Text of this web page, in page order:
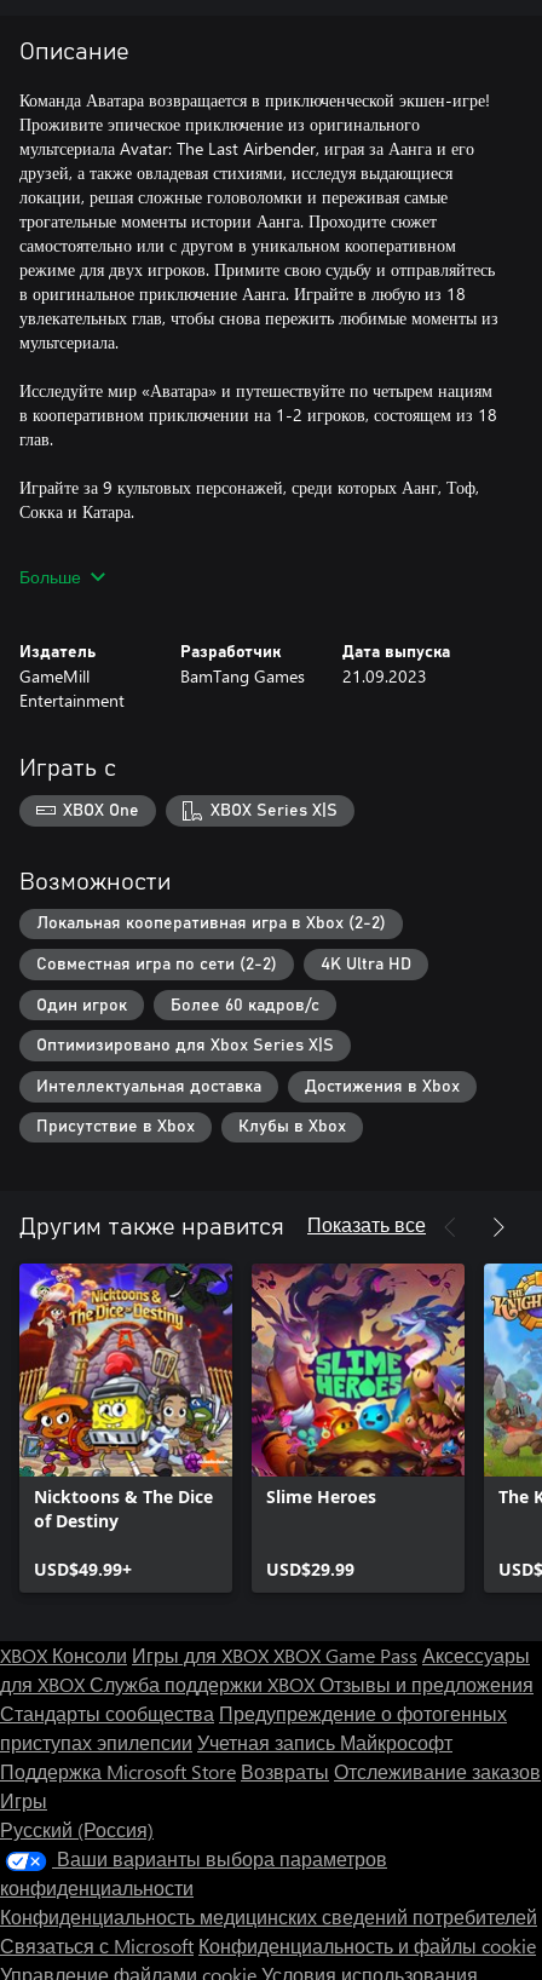
Описание
Команда Аватара возвращается в приключенческой экшен-игре!
Проживите эпическое приключение из оригинального
мультсериала Avatar: The Last Airbender, играя за Аанга и его
друзей, а также овладевая стихиями, исследуя выдающиеся
локации, решая сложные головоломки и переживая самые
трогательные моменты истории Аанга. Проходите сюжет
самостоятельно или с другом в уникальном кооперативном
режиме для двух игроков. Примите свою судьбу и отправляйтесь
в оригинальное приключение Аанга. Играйте в любую из 18
увлекательных глав, чтобы снова пережить любимые моменты из
мультсериала.
Исследуйте мир «Аватара» и путешествуйте по четырем нациям
в кооперативном приключении на 1-2 игроков, состоящем из 18
глав.
Играйте за 9 культовых персонажей, среди которых Аанг, Тоф,
Сокка и Катара.
уникальные способности воды, земли, огня и воздуха; улучшайте
Больше
Издатель
GameMill
Entertainment
Разработчик
BamTang Games
Дата выпуска
21.09.2023
Играть с
XBOX One XBOX Series X|S
Возможности
Локальная кооперативная игра в Xbox (2-2)
Совместная игра по сети (2-2) 4K Ultra HD
Один игрок Более 60 кадров/с
Оптимизировано для Xbox Series X|S
Интеллектуальная доставка Достижения в Xbox
Присутствие в Xbox Клубы в Xbox
Другим также нравится Показать все
Nicktoons & The Dice
of Destiny
USD$49.99+
Slime Heroes
USD$29.99
The
XBOX Консоли Игры для XBOXXBOX Game Pass Аксессуары
для XBOXСлужба поддержки XBOXОтзывы и предложения
Стандарты сообщества Предупреждение о фотогенных
приступах эпилепсии Учетная запись Майкрософт
Поддержка Microsoft Store Возвраты Отслеживание заказов
Игры
Русский (Россия)
Ваши варианты выбора параметров
конфиденциальности
Конфиденциальность медицинских сведений потребителей
Связаться с Microsoft Конфиденциальность и файлы cookie
Управление файлами cookieУсловия использования